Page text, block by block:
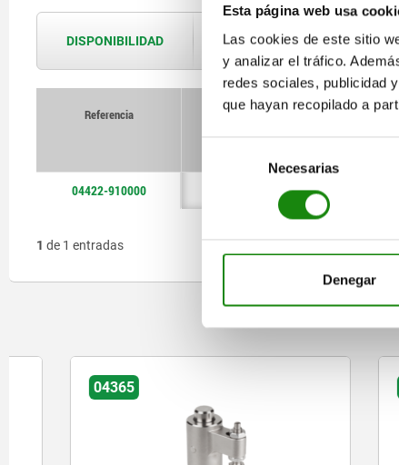
Esta página web usa
Las cookies de este sitio
y analizar el tráfico.
redes sociales, publicidad
que hayan recopilado a
consentimiento
Necesarias
Denegar
DISPONIBILIDAD Las disponibilidades se actualizan
Referencia
Forma
Versión 1
04422-910000 mordaza de sujeción
1 de 1 entradas